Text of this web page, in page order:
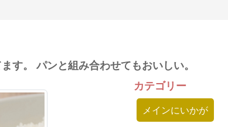
す。 パンと組み合わせてもおいしい。
カテゴリー
メインにいかが